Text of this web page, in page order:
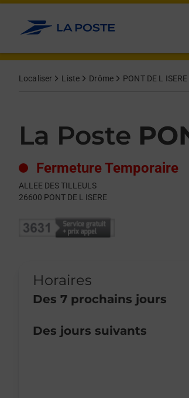
Allez au contenu
Localiser Liste Drôme PONT DE L ISERE
La Poste
Fermeture Temporaire
ALLEE DES TILLEULS
26600 PONT DE L ISERE
Horaires
Des 7 prochains jours
Day of the WeekHours
Lundi
Fermé
Des jours suivants
Get directions to La Poste at ALLEE DES
lien s'ouvre dans un nouvel onglet